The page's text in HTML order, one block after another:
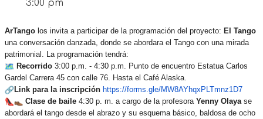
3:00 pm
ArTango los invita a participar de la programación del proyecto: El Tango
una conversación danzada, donde se abordara el Tango con una mirada
patrimonial. La programación tendrá:
Recorrido3:00 p.m. - 4:30 p.m. Punto de encuentro Estatua Carlos
Gardel Carrera 45 con calle 76. Hasta el Café Alaska.
Link para la inscripción https://forms.gle/MW8AYhqxPLTmnz1D7
Clase de baile 4:30 p. m. a cargo de la profesoraYenny Olaya se
abordará el tango desde el abrazo y su esquema básico, baldosa de ocho